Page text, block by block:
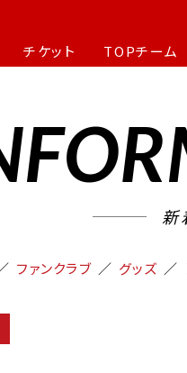
チケット TOPチーム
新
ファンクラブ グッズ